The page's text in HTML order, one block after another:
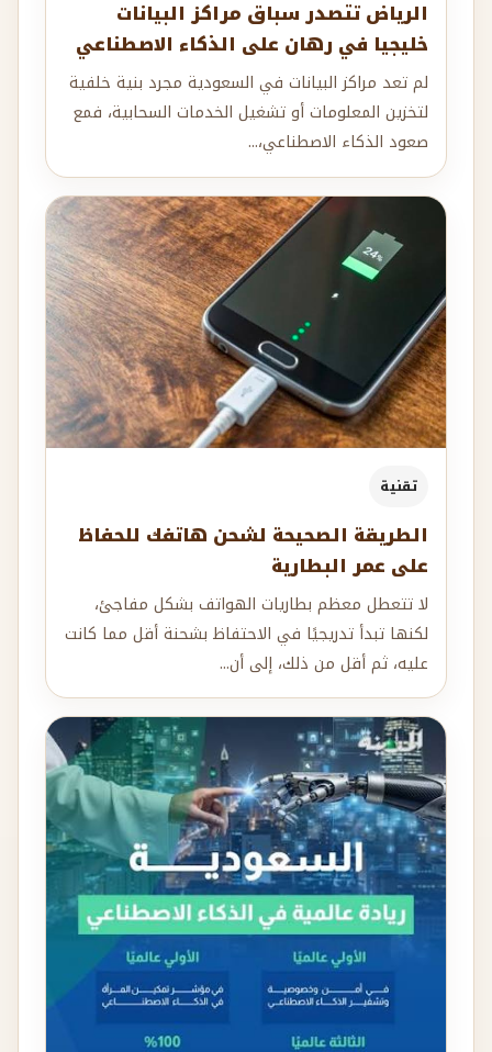
الرياض تتصدر سباق مراكز البيانات
خليجيا في رهان على الذكاء الاصطناعي
لم تعد مراكز البيانات في السعودية مجرد بنية خلفية
لتخزين المعلومات أو تشغيل الخدمات السحابية، فمع
صعود الذكاء الاصطناعي،...
تقنية
الطريقة الصحيحة لشحن هاتفك للحفاظ
على عمر البطارية
لا تتعطل معظم بطاريات الهواتف بشكل مفاجئ،
لكنها تبدأ تدريجيًا في الاحتفاظ بشحنة أقل مما كانت
عليه، ثم أقل من ذلك، إلى أن...